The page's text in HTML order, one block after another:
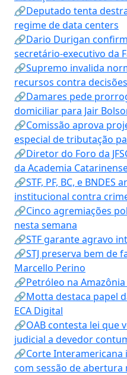
🔗Deputado tenta
regime de data centers
🔗Dario Durigan
secretário-executivo da
🔗Supremo invalida
recursos contra
🔗Damares pede
domiciliar para Jair
🔗Comissão aprova
especial de tributação
🔗Diretor do Foro da
da Academia
🔗STF, PF, BC, e
institucional contra
🔗Cinco agremiações
nesta semana
🔗STF garante agravo
🔗STJ preserva bem de
Marcello Perino
🔗Petróleo na
🔗Motta destaca papel
ECA Digital
🔗OAB contesta lei que
judicial a devedor
🔗Corte Interamericana
com sessão de abertura